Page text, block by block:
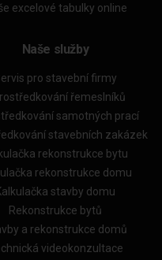
excelové tabulky online
Naše služby
pro stavební firmy
řemeslníků
samotných prací
stavebních zakázek
rekonstrukce bytu
rekonstrukce domu
stavby domu
Rekonstrukce bytů
a rekonstrukce domů
videokonzultace